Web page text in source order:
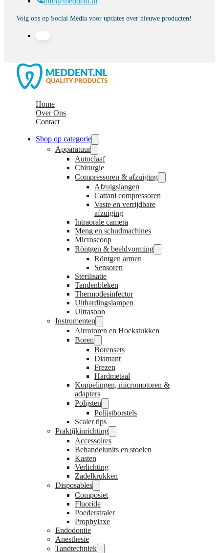
Volg ons op Social Media voor updates over nieuwe producten!
Home
Over Ons
Contact
Shop op categorie
Apparatuur
Autoclaaf
Chirurgie
Compressoren & afzuiging
Afzuigslangen
Cattani compressoren
Vaste en verrijdbare
afzuiging
Intraorale camera
Meng en schudmachines
Microscoop
Röntgen & beeldvorming
Röntgen armen
Sensoren
Sterilisatie
Tandenbleken
Thermodesinfector
Uithardingslampen
Ultrasoon
Instrumenten
Airrotoren en Hoekstukken
Boren
Borensets
Diamant
Frezen
Hardmetaal
Koppelingen, micromotoren &
adapters
Polijsten
Polijstborstels
Scaler tips
Praktijkinrichting
Accessoires
Behandelunits en stoelen
Kasten
Verlichting
Zadelkrukken
Disposables
Composiet
Fluoride
Poederstraler
Prophylaxe
Endodontie
Anesthesie
Tandtechniek